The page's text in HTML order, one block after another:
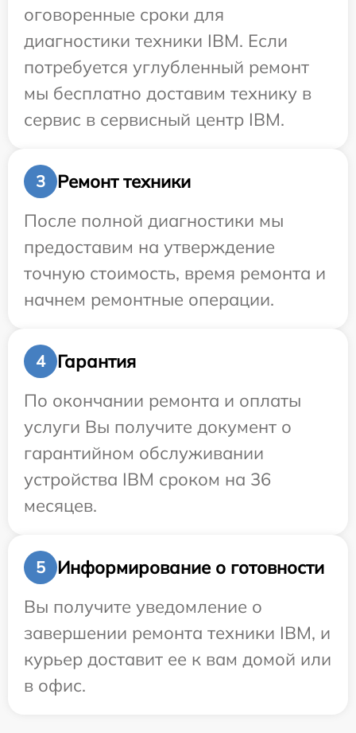
оговоренные сроки для
диагностики техники IBM. Если
потребуется углубленный ремонт
мы бесплатно доставим технику в
сервис в сервисный центр IBM.
3
Ремонт техники
После полной диагностики мы
предоставим на утверждение
точную стоимость, время ремонта и
начнем ремонтные операции.
4
Гарантия
По окончании ремонта и оплаты
услуги Вы получите документ о
гарантийном обслуживании
устройства IBM сроком на 36
месяцев.
5
Информирование о готовности
Вы получите уведомление о
завершении ремонта техники IBM, и
курьер доставит ее к вам домой или
в офис.